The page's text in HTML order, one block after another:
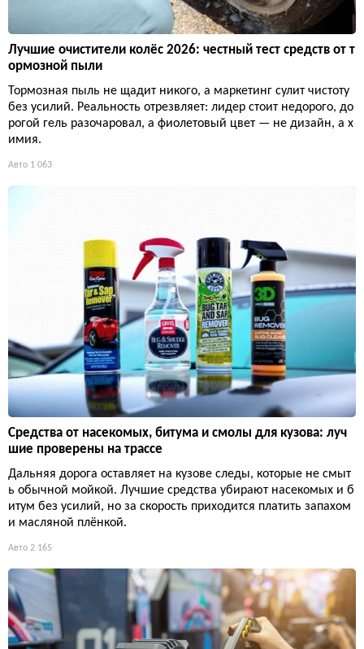
Лучшие очистители колёс 2026: честный тест средств от т
ормозной пыли
Тормозная пыль не щадит никого, а маркетинг сулит чистоту
без усилий. Реальность отрезвляет: лидер стоит недорого, до
рогой гель разочаровал, а фиолетовый цвет — не дизайн, а х
имия.
Авто 1 063
Средства от насекомых, битума и смолы для кузова: луч
шие проверены на трассе
Дальняя дорога оставляет на кузове следы, которые не смыт
ь обычной мойкой. Лучшие средства убирают насекомых и б
итум без усилий, но за скорость приходится платить запахом
и масляной плёнкой.
Авто 2 165